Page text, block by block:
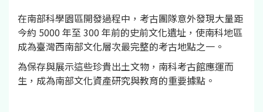
在南部科學園區開發過程中，考古團隊意外發現大量距
今約 5000 年至 300 年前的史前文化遺址，使南科地區
成為臺灣西南部文化層次最完整的考古地點之一。
為保存與展示這些珍貴出土文物，南科考古館應運而
生，成為南部文化資產研究與教育的重要據點。